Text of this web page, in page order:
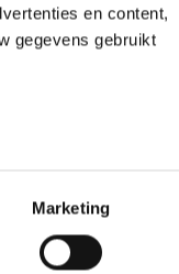
en content,
gegevens gebruikt
in. U kunt uw
Marketing